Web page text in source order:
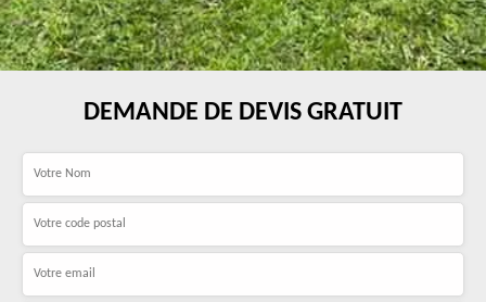
DEMANDE DE DEVIS GRATUIT